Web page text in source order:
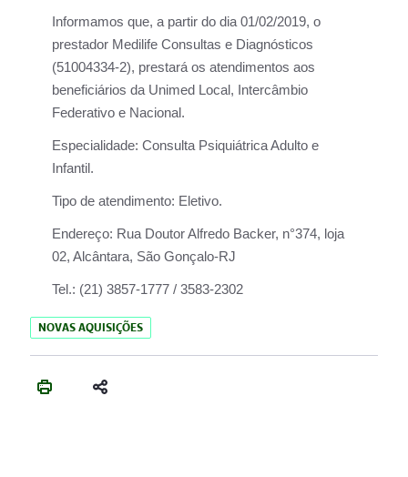
Informamos que, a partir do dia 01/02/2019, o
prestador Medilife Consultas e Diagnósticos
(51004334-2), prestará os atendimentos aos
beneficiários da Unimed Local, Intercâmbio
Federativo e Nacional.
Especialidade: Consulta Psiquiátrica Adulto e
Infantil.
Tipo de atendimento: Eletivo.
Endereço: Rua Doutor Alfredo Backer, n°374, loja
02, Alcântara, São Gonçalo-RJ
Tel.: (21) 3857-1777 / 3583-2302
NOVAS AQUISIÇÕES